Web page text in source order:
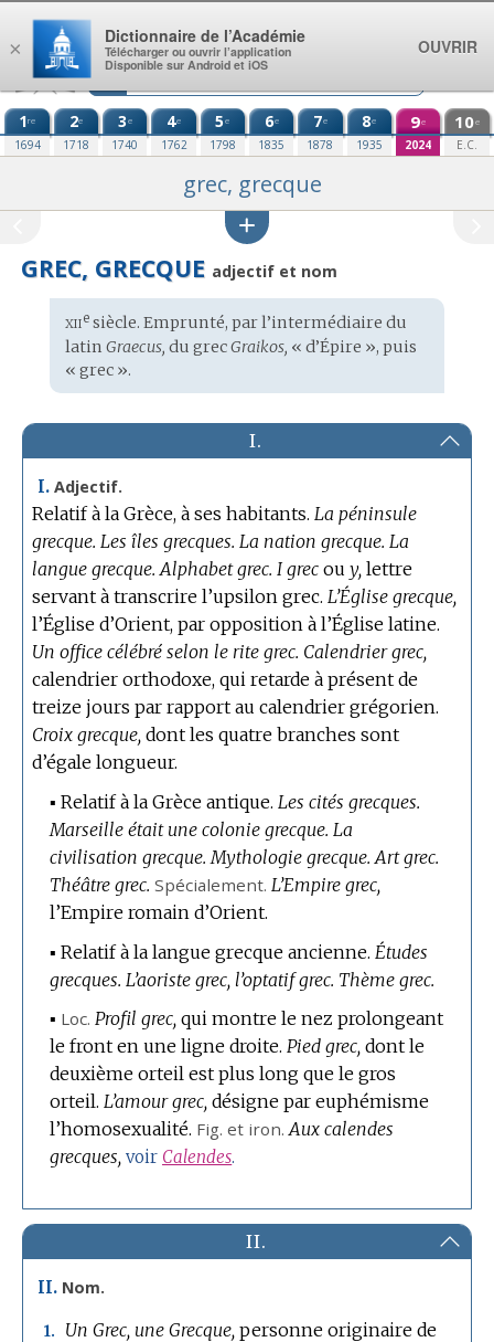
Aller au contenu
1re
1694
2e
1718
3e
1740
4e
1762
5e
1798
6e
1835
7e
1878
8e
1935
9e
2024
10e
E.C.
grec, grecque
GREC, GRECQUE adjectif et nom
Étymologie
:
xiiesiècle. Emprunté, par l’intermédiaire du
latin Graecus, du grecGraikos, « d’Épire », puis
« grec ».
I.
I. Adjectif.
Relatif à la Grèce, à ses habitants. La péninsule
grecque. Les îles grecques. La nation grecque. La
langue grecque. Alphabet grec. I grec ouy, lettre
servant à transcrire l’upsilon grec. L’Église grecque,
l’Église d’Orient, par opposition à l’Église latine.
Un office célébré selon le rite grec. Calendrier grec,
calendrier orthodoxe, qui retarde à présent de
treize jours par rapport au calendrier grégorien.
Croix grecque, dont les quatre branches sont
d’égale longueur.
▪Relatif à la Grèce antique. Les cités grecques.
Marseille était une colonie grecque. La
civilisation grecque. Mythologie grecque. Art grec.
Théâtre grec. Spécialement. L’Empire grec,
l’Empire romain d’Orient.
▪Relatif à la langue grecque ancienne. Études
grecques. L’aoriste grec, l’optatif grec. Thème grec.
▪ Loc. Profil grec, qui montre le nez prolongeant
le front en une ligne droite. Pied grec, dont le
deuxième orteil est plus long que le gros
orteil. L’amour grec, désigne par euphémisme
l’homosexualité. Fig. et iron. Aux calendes
grecques, voir Calendes.
II.
II. Nom.
1. Un Grec, une Grecque, personne originaire de
×
Dictionnaire de l’Académie
Télécharger ou ouvrir l’application
Disponible sur Android et iOS
OUVRIR